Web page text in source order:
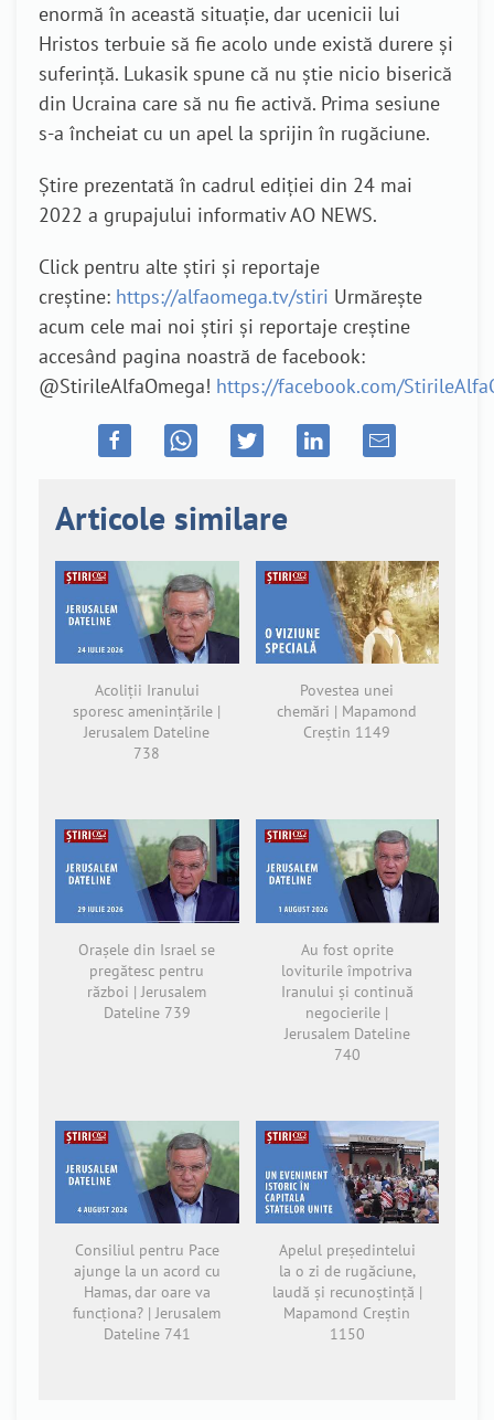
enormă în această situație, dar ucenicii lui
Hristos terbuie să fie acolo unde există durere și
suferință. Lukasik spune că nu știe nicio biserică
din Ucraina care să nu fie activă. Prima sesiune
s-a încheiat cu un apel la sprijin în rugăciune.
Știre prezentată în cadrul ediției din 24 mai
2022 a grupajului informativ AO NEWS.
Click pentru alte știri și reportaje
creștine: https://alfaomega.tv/stiri Urmărește
acum cele mai noi știri și reportaje creștine
accesând pagina noastră de facebook:
@StirileAlfaOmega! https://facebook.com/
Articole similare
Acoliții Iranului
sporesc amenințările |
Jerusalem Dateline
738
Povestea unei
chemări | Mapamond
Creștin 1149
Orașele din Israel se
pregătesc pentru
război | Jerusalem
Dateline 739
Au fost oprite
loviturile împotriva
Iranului și continuă
negocierile |
Jerusalem Dateline
740
Consiliul pentru Pace
ajunge la un acord cu
Hamas, dar oare va
funcționa? | Jerusalem
Dateline 741
Apelul președintelui
la o zi de rugăciune,
laudă și recunoștință |
Mapamond Creștin
1150